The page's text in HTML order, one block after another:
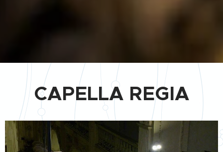
CAPELLA REGIA